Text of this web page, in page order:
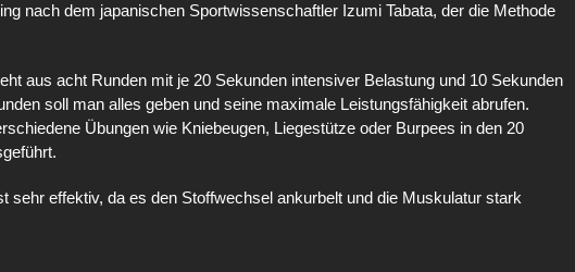
nach dem japanischen Sportwissenschaftler Izumi Tabata, der die Methode
aus acht Runden mit je 20 Sekunden intensiver Belastung und 10 Sekunden
soll man alles geben und seine maximale Leistungsfähigkeit abrufen.
Übungen wie Kniebeugen, Liegestütze oder Burpees in den 20
sehr effektiv, da es den Stoffwechsel ankurbelt und die Muskulatur stark